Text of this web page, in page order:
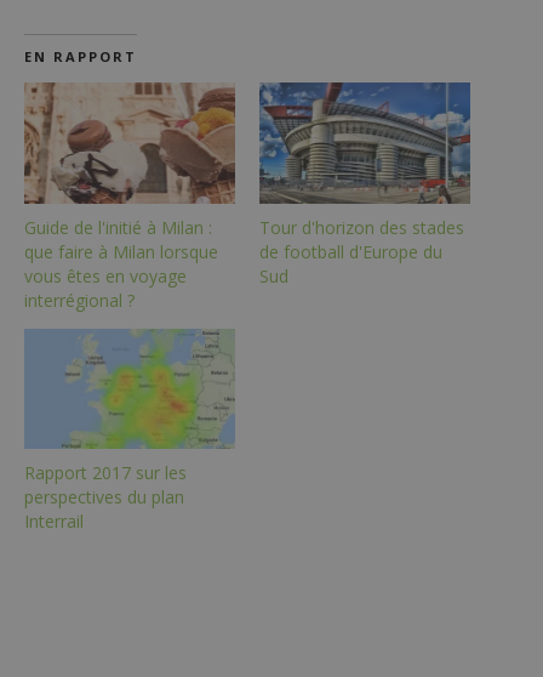
EN RAPPORT
Guide de l'initié à Milan :
que faire à Milan lorsque
vous êtes en voyage
interrégional ?
Tour d'horizon des stades
de football d'Europe du
Sud
Rapport 2017 sur les
perspectives du plan
Interrail